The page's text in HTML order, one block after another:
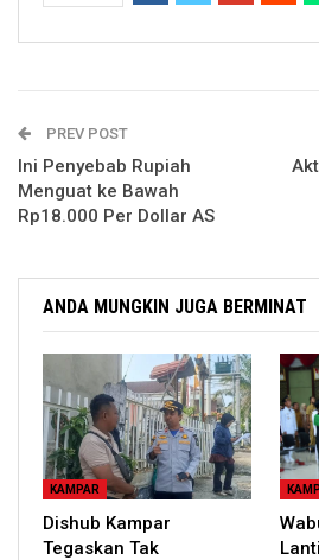
PREV POST
Ini Penyebab Rupiah
Menguat ke Bawah
Rp18.000 Per Dollar AS
ANDA MUNGKIN JUGA BERMINAT
KAMPAR
Dishub Kampar
Tegaskan Tak